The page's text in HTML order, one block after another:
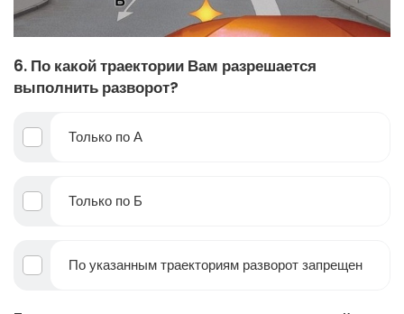
6. По какой траектории Вам разрешается
выполнить разворот?
Только по А
Только по Б
По указанным траекториям разворот запрещен